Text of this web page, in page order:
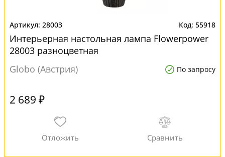
28003 55918
Интерьерная настольная лампа Flowerpower
28003 разноцветная
Globo (Австрия)
По запросу
2 689 ₽